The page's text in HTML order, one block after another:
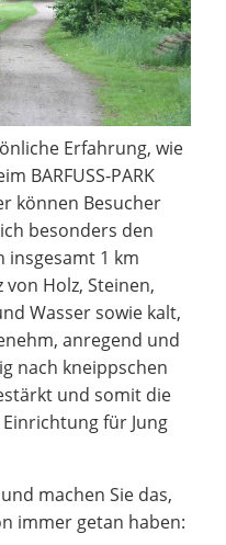
Erfahrung, wie
BARFUSS-PARK
können Besucher
besonders den
insgesamt 1 km
von Holz, Steinen,
Wasser sowie kalt,
anregend und
nach kneippschen
und somit die
für Jung
machen Sie das,
immer getan haben: